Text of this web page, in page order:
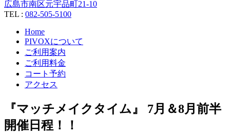
広島市南区元宇品町21-10
TEL : 082-505-5100
Home
PIVOXについて
ご利用案内
ご利用料金
コート予約
アクセス
『マッチメイクタイム』 7月＆8月前半
開催日程！！